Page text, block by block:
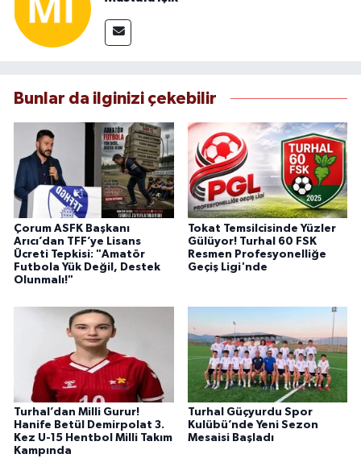
Bunlar da ilginizi çekebilir
Çorum ASFK Başkanı
Arıcı’dan TFF’ye Lisans
Ücreti Tepkisi: "Amatör
Futbola Yük Değil, Destek
Olunmalı!"
Tokat Temsilcisinde Yüzler
Gülüyor! Turhal 60 FSK
Resmen Profesyonelliğe
Geçiş Ligi'nde
Turhal’dan Milli Gurur!
Hanife Betül Demirpolat 3.
Kez U-15 Hentbol Milli Takım
Kampında
Turhal Güçyurdu Spor
Kulübü’nde Yeni Sezon
Mesaisi Başladı